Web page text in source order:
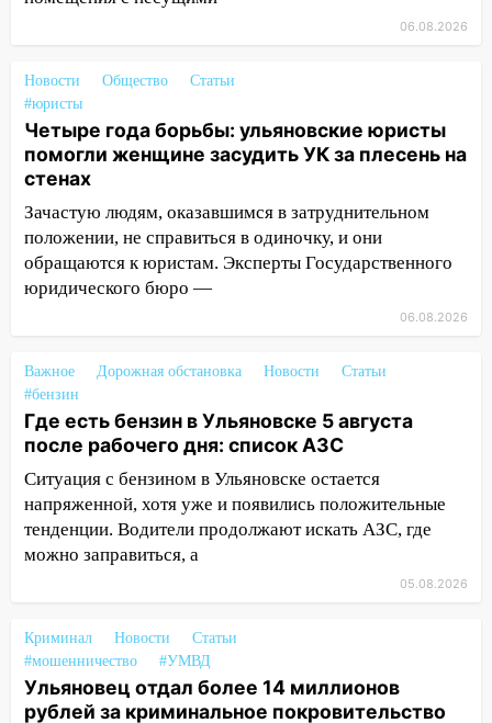
ДТП с мотоциклистом
20:22 Мошенники обманули 92-летнюю
жительницу Ульяновской области
19:14
подвез троих незнакомцев на трассе и
заработал уголовное дело
18:14 Прогноз погоды на 6 августа в
Ульяновской области
экстрим: в Ульяновске пройдет
большой фестиваль «Наше время»
17:30 Где есть бензин в Ульяновске 5
августа после рабочего дня: список АЗС
17:05 «Обыск» по видеосвязи: в
Ульяновске задержали 19-летнюю
сообщницу мошенников
знакомым закончились для женщины
больницей
16:06 18-летняя девушка без прав
06.08.2026
Новости Общество
Статьи
#юристы
Четыре года борьбы: ульяновские юристы
помогли женщине засудить УК за плесень на
стенах
Зачастую людям, оказавшимся в затруднительном
положении, не справиться в одиночку, и они
обращаются к юристам. Эксперты Государственного
юридического бюро —
06.08.2026
Важное Дорожная обстановка Новости
Статьи
#бензин
Где есть бензин в Ульяновске 5 августа
после рабочего дня: список АЗС
Ситуация с бензином в Ульяновске остается
напряженной, хотя уже и появились положительные
тенденции. Водители продолжают искать АЗС, где
можно заправиться, а
05.08.2026
Криминал Новости
Статьи
#мошенничество
#УМВД
Ульяновец отдал более 14 миллионов
рублей за криминальное покровительство